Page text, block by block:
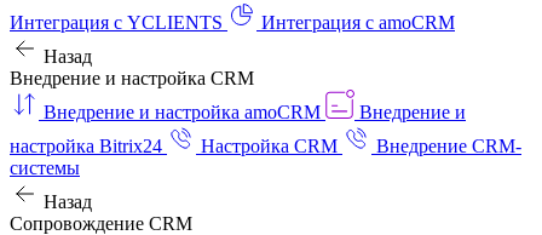
Интеграция с YCLIENTS
Интеграция с amoCRM
Назад
Внедрение и настройка CRM
Внедрение и настройка amoCRM
Внедрение и
настройка Bitrix24
Настройка CRM
Внедрение CRM-
системы
Назад
Сопровождение CRM